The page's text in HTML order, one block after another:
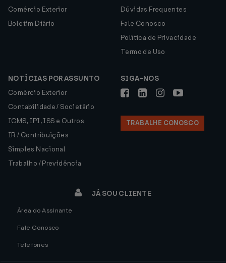
Comércio Exterior
Boletim Diário
Dúvidas Frequentes
Fale Conosco
Política de Privacidade
Termo de Uso
NOTÍCIAS POR ASSUNTO
Comércio Exterior
Contabilidade / Societário
ICMS, IPI, ISS e Outros
IR / Contribuições
Simples Nacional
Trabalho / Previdência
SIGA-NOS
TRABALHE CONOSCO
JÁ SOU CLIENTE
Área do Assinante
Fale Conosco
Telefones